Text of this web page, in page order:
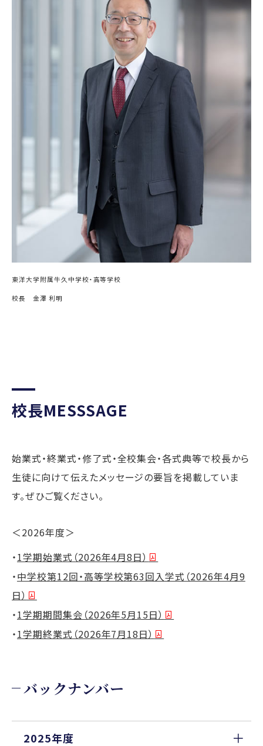
東洋大学附属牛久中学校・高等学校
校長 金澤 利明
校長MESSSAGE
始業式・終業式・修了式・全校集会・各式典等で校長から
生徒に向けて伝えたメッセージの要旨を掲載していま
す。ぜひご覧ください。
＜2026年度＞
・1学期始業式（2026年4月8日）
・中学校第12回・高等学校第63回入学式（2026年4月9
日）
・1学期期間集会（2026年5月15日）
・1学期終業式（2026年7月18日）
バックナンバー
2025年度